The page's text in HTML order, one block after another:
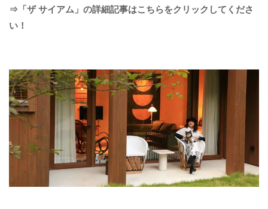
⇒「ザ サイアム」の詳細記事はこちらをクリックしてくださ
い！